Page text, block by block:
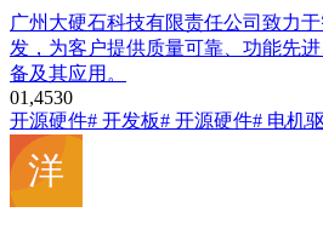
广州大硬石科技有限责任公司致力
发，为客户提供质量可靠、功能先
备及其应用。
01,4530
开源硬件# 开发板# 开源硬件# 电机